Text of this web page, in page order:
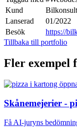
Kund
Lanserad
01/2022
Besök
https://
Tillbaka till portfolio
Fler exempel
Skånemejerier -
Få AI-juryns